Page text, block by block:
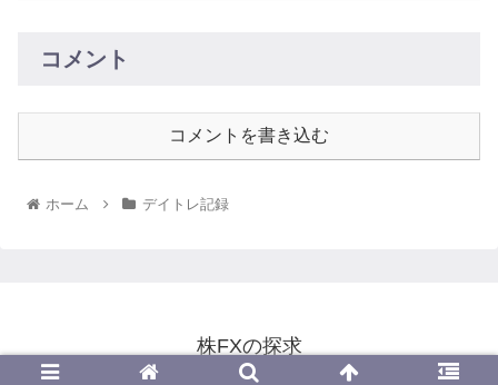
コメント
コメントを書き込む
ホーム デイトレ記録
株FXの探求
© 2022 株FXの探求.